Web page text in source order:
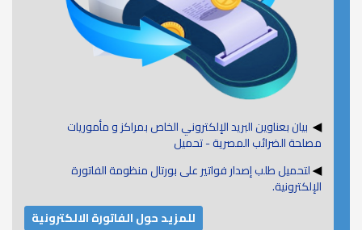
◀ بيان بعناوين البريد الإلكتروني الخاص بمراكز و مأموريات
مصلحة الضرائب المصرية - تحميل
◀لتحميل طلب إصدار فواتير على بورتال منظومة الفاتورة
الإلكترونية.
للمزيد حول الفاتورة الالكترونية